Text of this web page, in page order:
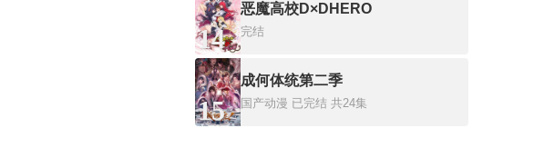
14
恶魔高校D×DHERO
完结
15
成何体统第二季
国产动漫 已完结 共24集